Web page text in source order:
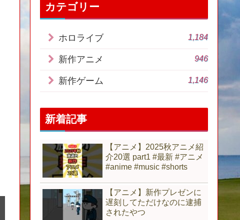
カテゴリー
ホロライブ 1,184
新作アニメ 946
新作ゲーム 1,146
新着記事
【アニメ】2025秋アニメ紹
介20選 part1 #最新 #アニメ
#anime #music #shorts
【アニメ】新作プレゼンに
遅刻してただけなのに逮捕
されたやつ